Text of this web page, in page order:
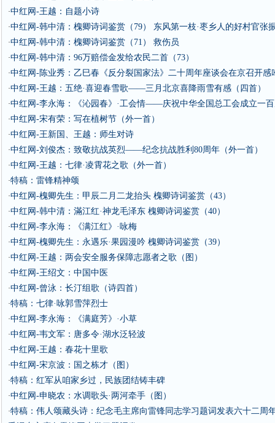
·中红网-王越：自题小诗
·中红网-韩中清：槐卿诗词鉴赏（79） 东风第一枝·枣乡人的好村官张
·中红网-韩中清：槐卿诗词鉴赏（71） 救伤员
·中红网-韩中清：96万赔偿金发给农民二首（73）
·中红网-陈业秀：乙巳春《反分裂国家法》二十周年座谈会在京召开感
·中红网-王越：五绝·喜迎春雪歌——三月北京喜降雨雪有感（四首）
·中红网-李永海：《沁园春》·工会情——庆祝中华全国总工会成立一
·中红网-宋有荣：写在植树节（外一首）
·中红网-王新国、王越：师生对诗
·中红网-刘俊杰：致敬抗战英烈——纪念抗战胜利80周年（外一首）
·中红网-王越：七律·凌霄花之歌（外一首）
·特稿：雷锋精神颂
·中红网-槐卿先生：甲辰二月二龙抬头 槐卿诗词鉴赏（43）
·中红网-韩中清：滿江红·神龙毛泽东 槐卿诗词鉴赏（40）
·中红网-李永海：《满江红》·咏梅
·中红网-槐卿先生：永遇乐·果园漫吟 槐卿诗词鉴赏（39）
·中红网-王越：两会安全服务保障志愿者之歌（图）
·中红网-王绍文：中国中医
·中红网-曾泳：长汀组歌（诗四首）
·特稿：七律·咏郭雪萍烈士
·中红网-李永海：《满庭芳》·小草
·中红网-韦文军：唐多令·湖水泛轻波
·中红网-王越：春花十里歌
·中红网-宋京波：国之栋才（图）
·特稿：红军从咱家乡过，民族团结铸丰碑
·中红网-申晓农：水调歌头·两河牵手（图）
·特稿：伟人颂藏头诗：纪念毛主席向雷锋同志学习题词发表六十二